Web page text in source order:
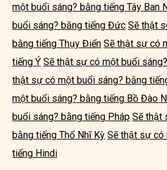
một buổi sáng? bằng tiếng Tây Ban
buổi sáng? bằng tiếng Đức Sẽ thật
bằng tiếng Thụy Điển Sẽ thật sự có
tiếng Ý Sẽ thật sự có một buổi
thật sự có một buổi sáng? bằng
một buổi sáng? bằng tiếng Bồ Đào
buổi sáng? bằng tiếng Pháp Sẽ thật
bằng tiếng Thổ Nhĩ Kỳ Sẽ thật sự có
tiếng Hindi